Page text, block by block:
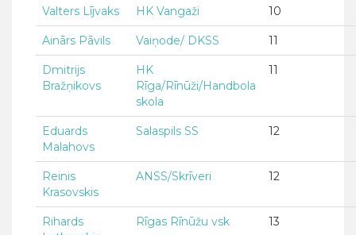
Valters Lījvaks HK Vangaži 10
Ainārs Pāvils Vaiņode/ DKSS 11
Dmitrijs
Bražņikovs
HK
Rīga/Rīnūži/Handbola
skola
11
Eduards
Malahovs
Salaspils SS 12
Reinis
Krasovskis
ANSS/Skrīveri 12
Rihards
Rīgas Rīnūžu vsk 13